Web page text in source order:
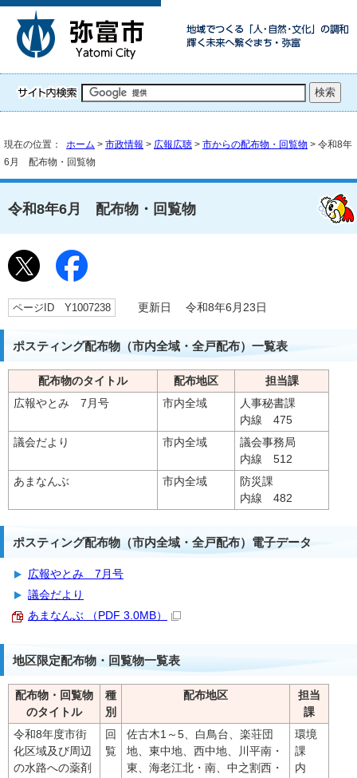
現在の位置： ホーム > 市政情報 > 広報広聴 > 市からの配布物・回覧物 > 令和8年
6月 配布物・回覧物
令和8年6月 配布物・回覧物
ページID Y1007238 更新日 令和8年6月23日
ポスティング配布物（市内全域・全戸配布）一覧表
配布物のタイトル 配布地区
担当課
広報やとみ 7月号
市内全域
人事秘書課
内線 475
議会だより
市内全域
議会事務局
内線 512
あまなんぶ
市内全域
防災課
内線 482
ポスティング配布物（市内全域・全戸配布）電子データ
広報やとみ 7月号
議会だより
あまなんぶ （PDF 3.0MB）
地区限定配布物・回覧物一覧表
配布物・回覧物
のタイトル
種
別
配布地区
担当
課
令和8年度市街
化区域及び周辺
の水路への薬剤
回
覧
佐古木1～5、白鳥台、楽荘団
地、東中地、西中地、川平南・
東、海老江北・南、中之割西・
環境
課
内